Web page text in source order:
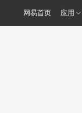
网易首页 应用